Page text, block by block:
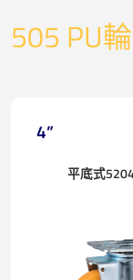
505 PU
4”
平底式